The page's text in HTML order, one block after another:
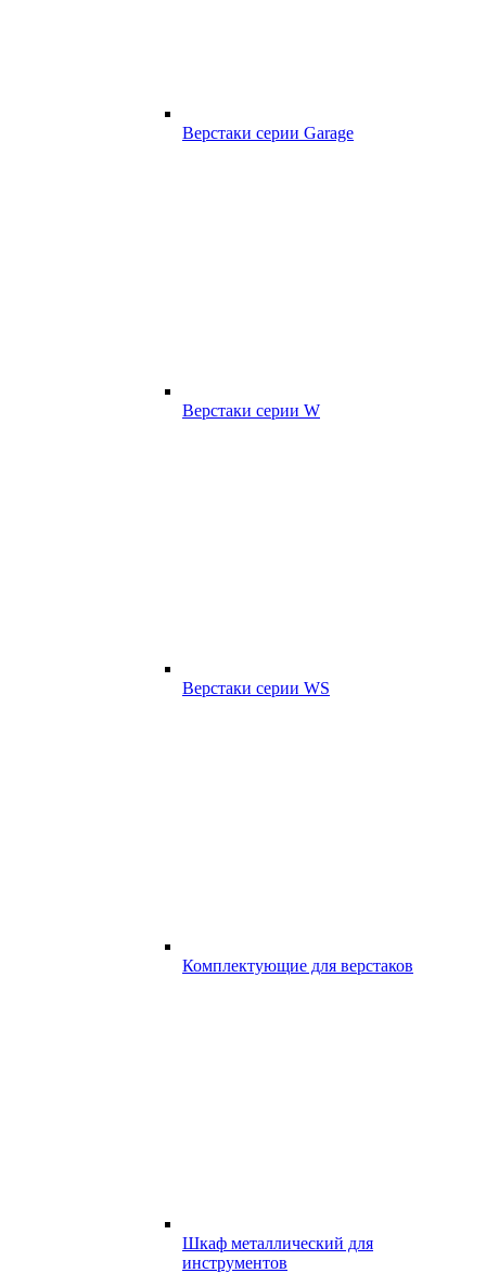
Верстаки серии Garage
Верстаки серии W
Верстаки серии WS
Комплектующие для верстаков
Шкаф металлический для
инструментов